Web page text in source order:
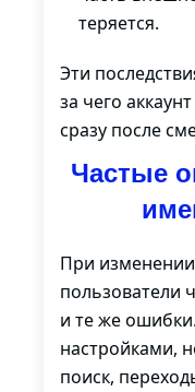
теряется.
Эти
за чего
сразу после
Частые
При
пользователи
и те же
настройками,
поиск,